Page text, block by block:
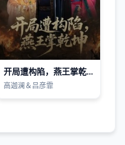
开局遭构陷，燕王掌乾坤
高迦澜＆吕彦霏